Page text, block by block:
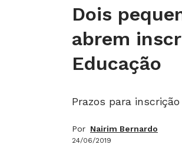
Dois
abrem
Educação
Prazos para
Por Nairim Bernardo
24/06/2019